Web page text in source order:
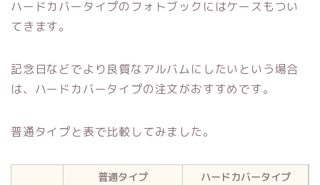
ハードカバータイプのフォトブックにはケースもつい
てきます。
記念日などでより良質なアルバムにしたいという場合
は、ハードカバータイプの注文がおすすめです。
普通タイプと表で比較してみました。
普通タイプ
ハードカバータイプ